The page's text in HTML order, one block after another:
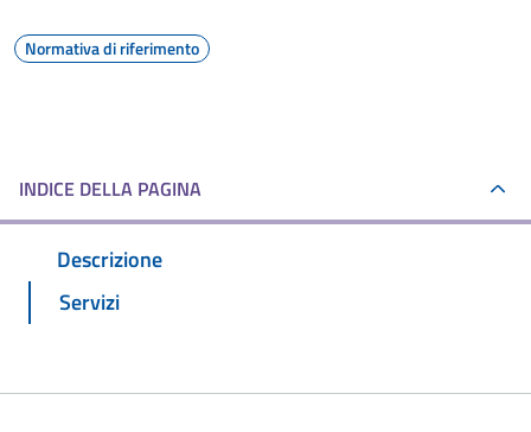
Normativa di riferimento
INDICE DELLA PAGINA
Descrizione
Servizi